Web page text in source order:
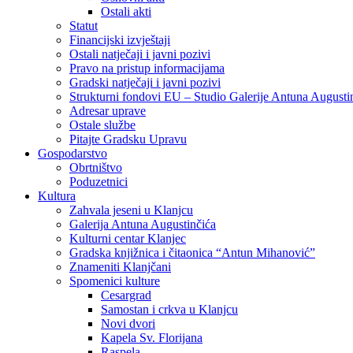
Ostali akti
Statut
Financijski izvještaji
Ostali natječaji i javni pozivi
Pravo na pristup informacijama
Gradski natječaji i javni pozivi
Strukturni fondovi EU – Studio Galerije Antuna
Adresar uprave
Ostale službe
Pitajte Gradsku Upravu
Gospodarstvo
Obrtništvo
Poduzetnici
Kultura
Zahvala jeseni u Klanjcu
Galerija Antuna Augustinčića
Kulturni centar Klanjec
Gradska knjižnica i čitaonica “Antun Mihanović”
Znameniti Klanjčani
Spomenici kulture
Cesargrad
Samostan i crkva u Klanjcu
Novi dvori
Kapela Sv. Florijana